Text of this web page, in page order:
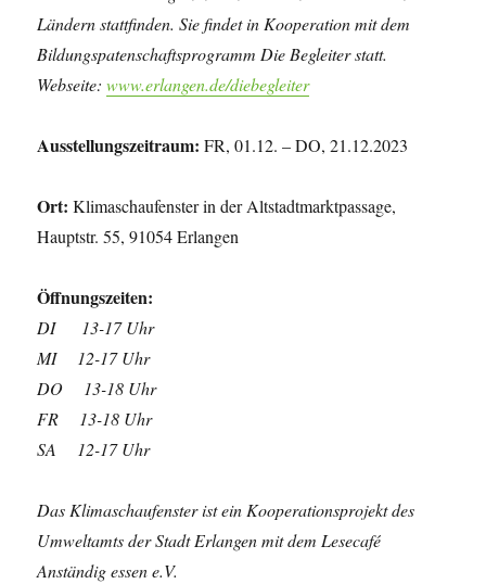
Ländern stattfinden. Sie findet in Kooperation mit dem
Bildungspatenschaftsprogramm Die Begleiter statt.
Webseite:www.erlangen.de/diebegleiter
Ausstellungszeitraum: FR, 01.12. – DO, 21.12.2023
Ort: Klimaschaufenster in der Altstadtmarktpassage,
Hauptstr. 55, 91054 Erlangen
Öffnungszeiten:
DI 13-17 Uhr
MI 12-17 Uhr
DO 13-18 Uhr
FR 13-18 Uhr
SA 12-17 Uhr
Das Klimaschaufenster ist ein Kooperationsprojekt des
Umweltamts der Stadt Erlangen mit dem Lesecafé
Anständig essen e.V.